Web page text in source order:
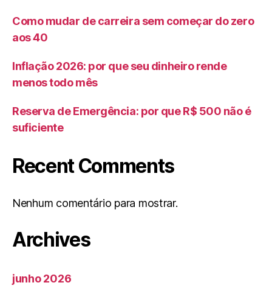
Como mudar de carreira sem começar do zero
aos 40
Inflação 2026: por que seu dinheiro rende
menos todo mês
Reserva de Emergência: por que R$ 500 não é
suficiente
Recent Comments
Nenhum comentário para mostrar.
Archives
junho 2026